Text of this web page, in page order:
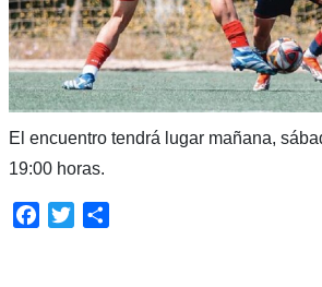
El encuentro tendrá lugar mañana,
19:00 horas.
Facebook
Twitter